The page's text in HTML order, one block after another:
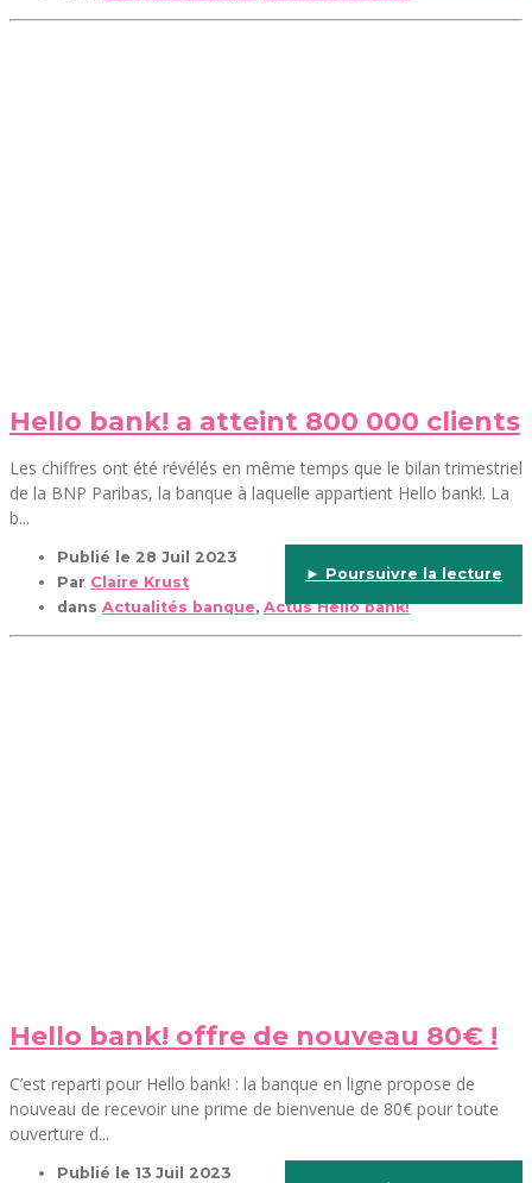
Hello bank! a atteint 800 000 clients
Les chiffres ont été révélés en même temps que le bilan trimestriel
de la BNP Paribas, la banque à laquelle appartient Hello bank!. La
b...
Publié le 28 Juil 2023
Par Claire Krust
dans Actualités banque, Actus Hello bank!
► Poursuivre la lecture
Hello bank! offre de nouveau 80€ !
C’est reparti pour Hello bank! : la banque en ligne propose de
nouveau de recevoir une prime de bienvenue de 80€ pour toute
ouverture d...
Publié le 13 Juil 2023